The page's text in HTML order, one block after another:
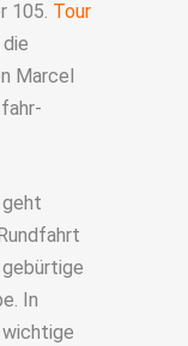
105. Tour
Marcel
geht
In